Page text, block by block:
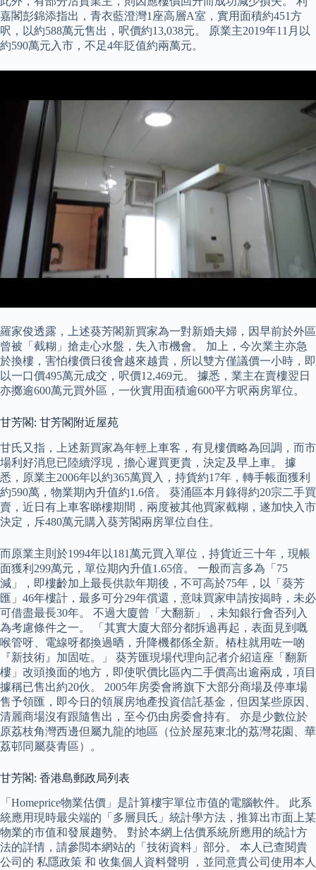
嘉閣彭錦添指出，青衣藍澄灣1座高層A室，實用面積約451方
呎，以約588萬元售出，呎價約13,038元。 原業主2019年11月以
約590萬元入市，不足4年貶值約兩萬元。
羅家俊透露，上述葵芳閣新買家為一對新婚夫婦，因早前於外區
曾被「截糊」搶走心水盤，失入市機會。 加上，今次業主亦急
於換樓，害怕樓價日後會越來越貴，所以雙方僅議價一小時，即
以一口價495萬元成交，呎價12,469元。 據悉，業主在賣樓翌日
亦擲逾600萬元買外區，一伙實用面積逾600平方呎兩房單位。
甘芳閣: 甘芳閣附近屋苑
甘氏又指，上述新買家為年輕上車客，有見樓價略為回調，而市
場利好消息已陸續浮現，擔心遲買更貴，決定及早上車。 據
悉，原業主2006年以約365萬買入，持貨約17年，轉手帳面獲利
約590萬，物業期內升值約1.6倍。 葵涌區本月錄得約20宗二手買
賣，近日有上車客睇樓期間，兩度被其他買家截糊，遂加快入市
決定，斥480萬元購入葵芳閣兩房單位自住。
而原業主則於1994年以181萬元買入單位，持貨近三十年，現帳
面獲利299萬元，單位期內升值1.65倍。 一般而言多為「75
減」，即樓齡加上最長供款年期後，不可高於75年，以「葵芳
匯」46年樓計，最多可分29年償還，意味買家申請按揭時，未必
可借盡最長30年。 不過大廈曾「大翻新」，未知銀行會否列入
為考慮條件之一。 「其實大廈大部分都拆過再起，表面見到嘅
喉管呀、電線呀都換過晒，升降機都係全新。樁柱就用咗一啲
『新技術』加固咗。」 葵芳匯現場代理向記者介紹這座「翻新
樓」改頭換面的地方，即使呎價比區內二手價高出逾兩成，項目
據稱已售出約20伙。 2005年房委會將旗下大部分商場及停車場
售予領匯，即今日的領展房地產投資信託基金，但因某些原因、
清麗商場沒有跟隨售出，至今仍由房委會持有。 亦是少數位於
原荔枝角灣西邊但屬九龍的地區（位於屋苑東北的荔灣花園、華
荔邨同屬葵青區）。
甘芳閣: 香港島郵政局列表
「Homeprice物業估價」是計算樓宇單位市值的電腦軟件。 此系
統應用現時最尖端的「多層貝氏」統計學方法，推算出市面上某
物業的市值和發展趨勢。 對於本網上估價系統所應用的統計方
法的詳情，請參閲本網站的「技術資料」部分。 本人已查閱貴
公司的 私隱政策 和 收集個人資料聲明 ，並同意貴公司使用本人